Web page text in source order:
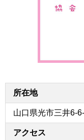
所在地
山口県光市三井
アクセス